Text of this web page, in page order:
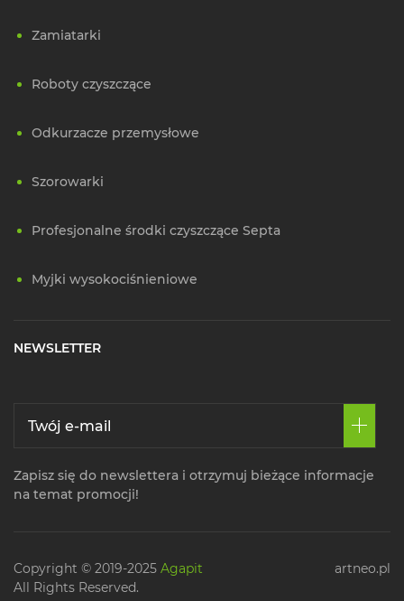
Zamiatarki
Roboty czyszczące
Odkurzacze przemysłowe
Szorowarki
Profesjonalne środki czyszczące Septa
Myjki wysokociśnieniowe
NEWSLETTER
Zapisz się do newslettera i otrzymuj bieżące informacje
na temat promocji!
Copyright © 2019-2025 Agapit
All Rights Reserved.
artneo.pl